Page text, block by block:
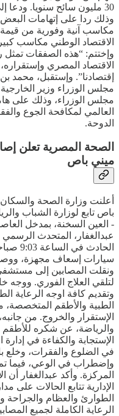
30 مليون سائح سنويا.
وذلك ردا على إتهامات
مكاسب آنية وفورية من
الاقتصاد الوطني مكاسب
وإختتم: “هذه الصفقات تمثل
الاقتصاد المصري
إقتصادنا”. وإستقبل، محمد
مجلس الوزراء وزير
مجلس الوزراء، وذلك على
العالمي لمكافحة الجوع
الدوحة.
ميني باص
- العين السخنة، بمدخل
عبدالغفار، المتحدث الرسمي
ونقلت المصابين إلى
لتلقي العلاج الفوري. ووجه
وتقديم كافة اوجه الرعاية
الطبية والأطقم
الإستقرار والخروج. من
والرياضة، عن شكره للأطقم
الإستجابة والكفاءة في
في الضلوع والفقرات، وخلع
وإضطراب في الوعي، فيما
المركزة. وأكد عبدالغفار
الإدارية تتابع الحالات
الطوارئ والعظام
الرعاية الكاملة لجميع